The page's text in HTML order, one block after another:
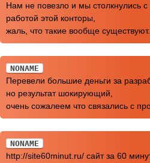
Нам не повезло и мы столкнулись с
работой этой конторы,
жаль, что такие вообще
NONAME
Перевели большие деньги за
но результат шокирующий,
очень сожалеем что связались с
NONAME
http://site60minut.ru/ сайт за 60